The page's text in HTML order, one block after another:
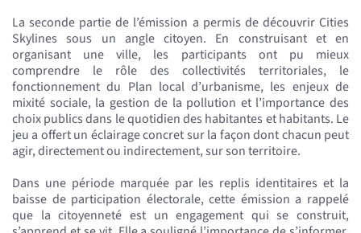
La seconde partie de l’émission a permis de découvrir Cities
Skylines sous un angle citoyen. En construisant et en
organisant une ville, les participants ont pu mieux
comprendre le rôle des collectivités territoriales, le
fonctionnement du Plan local d’urbanisme, les enjeux de
mixité sociale, la gestion de la pollution et l’importance des
choix publics dans le quotidien des habitantes et habitants. Le
jeu a offert un éclairage concret sur la façon dont chacun peut
agir, directement ou indirectement, sur son territoire.
Dans une période marquée par les replis identitaires et la
baisse de participation électorale, cette émission a rappelé
que la citoyenneté est un engagement qui se construit,